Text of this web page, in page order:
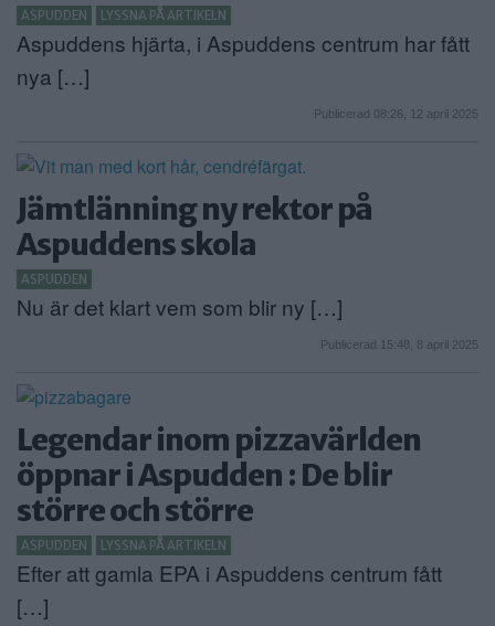
ASPUDDEN LYSSNA PÅ ARTIKELN
Aspuddens hjärta, i Aspuddens centrum har fått
nya […]
Publicerad 08:26, 12 april 2025
Jämtlänning ny rektor på
Aspuddens skola
ASPUDDEN
Nu är det klart vem som blir ny […]
Publicerad 15:48, 8 april 2025
Legendar inom pizzavärlden
öppnar i Aspudden : De blir
större och större
ASPUDDEN LYSSNA PÅ ARTIKELN
Efter att gamla EPA i Aspuddens centrum fått
[…]